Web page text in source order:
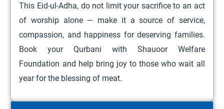
This Eid-ul-Adha, do not limit your sacrifice to an act
of worship alone — make it a source of service,
compassion, and happiness for deserving families.
Book your Qurbani with Shauoor Welfare
Foundation and help bring joy to those who wait all
year for the blessing of meat.